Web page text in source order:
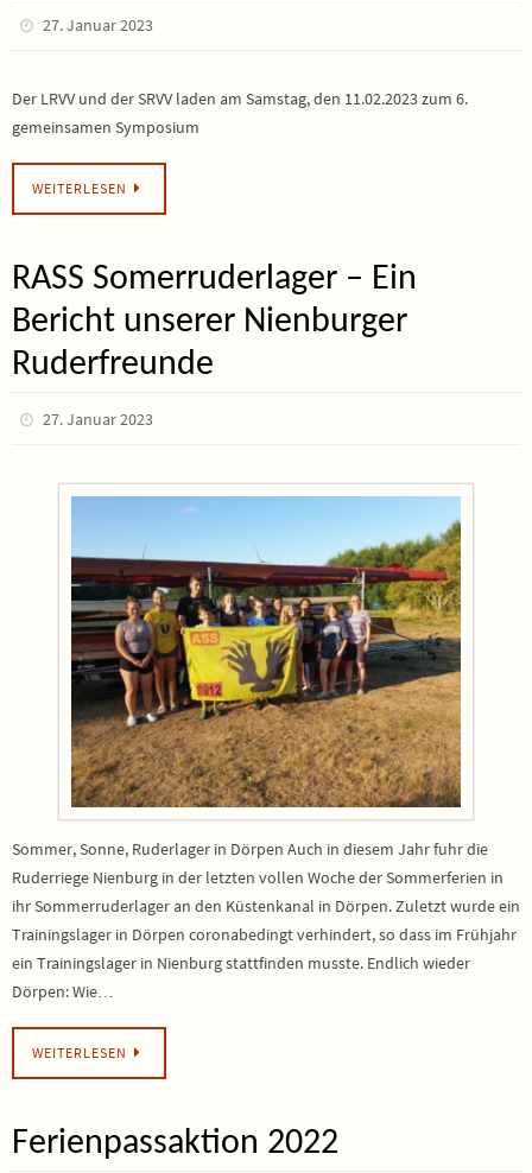
27. Januar 2023
Der LRVV und der SRVV laden am Samstag, den 11.02.2023 zum 6.
gemeinsamen Symposium
WEITERLESEN
RASS Somerruderlager – Ein
Bericht unserer Nienburger
Ruderfreunde
27. Januar 2023
Sommer, Sonne, Ruderlager in Dörpen Auch in diesem Jahr fuhr die
Ruderriege Nienburg in der letzten vollen Woche der Sommerferien in
ihr Sommerruderlager an den Küstenkanal in Dörpen. Zuletzt wurde ein
Trainingslager in Dörpen coronabedingt verhindert, so dass im Frühjahr
ein Trainingslager in Nienburg stattfinden musste. Endlich wieder
Dörpen: Wie…
WEITERLESEN
Ferienpassaktion 2022